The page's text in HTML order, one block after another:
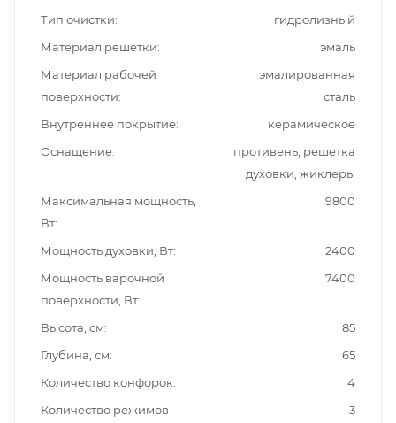
Тип очистки
гидролизный
Материал решетки
эмаль
Материал рабочей
поверхности
эмалированная
сталь
Внутреннее покрытие
керамическое
Оснащение
противень, решетка
духовки, жиклеры
Максимальная мощность,
Вт
9800
Мощность духовки, Вт
2400
Мощность варочной
поверхности, Вт
7400
Высота, см
85
Глубина, см
65
Количество конфорок
4
Количество режимов
3